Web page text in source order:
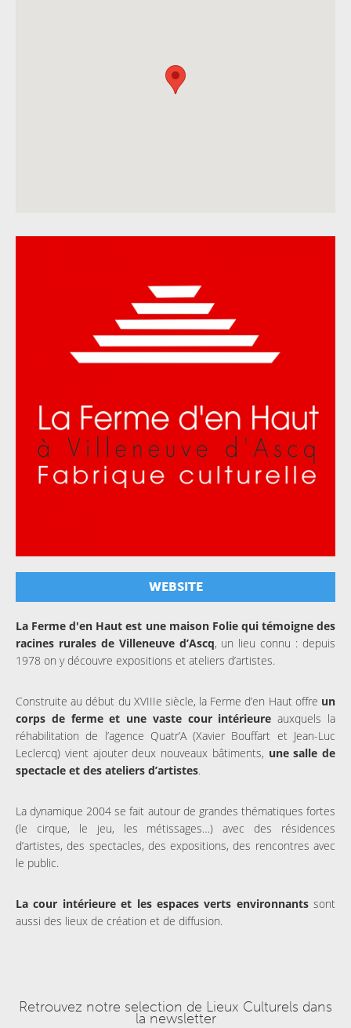
WEBSITE
La Ferme d'en Haut est une maison Folie qui témoigne des
racines rurales de Villeneuve d’Ascq, un lieu connu : depuis
1978 on y découvre expositions et ateliers d’artistes.
Construite au début du XVIIIe siècle, la Ferme d’en Haut offre un
corps de ferme et une vaste cour intérieure auxquels la
réhabilitation de l’agence Quatr’A (Xavier Bouffart et Jean-Luc
Leclercq) vient ajouter deux nouveaux bâtiments, une salle de
spectacle et des ateliers d’artistes.
La dynamique 2004 se fait autour de grandes thématiques fortes
(le cirque, le jeu, les métissages…) avec des résidences
d’artistes, des spectacles, des expositions, des rencontres avec
le public.
La cour intérieure et les espaces verts environnantssont
aussi des lieux de création et de diffusion.
Retrouvez notre selection de Lieux Culturels dans
la newsletter